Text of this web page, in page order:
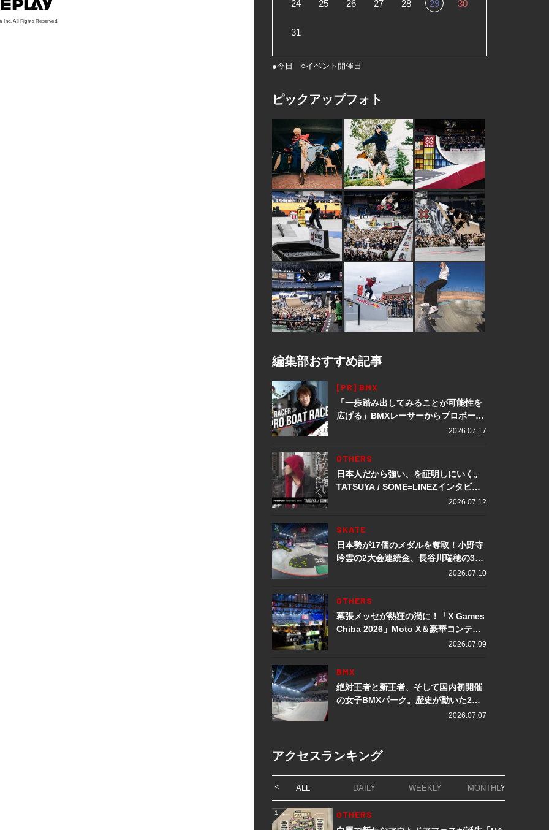
Inc. All Rights Reserved.
24 25 26 27 28 29 30
31
●今日 ○イベント開催日
ピックアップフォト
編集部おすすめ記事
[PR] BMX
「一歩踏み出してみることが可能性を
広げる」BMXレーサーからプロボート
レーサーへ転身。上田龍星が体現する
2026.07.17
OTHERS
日本人だから強い、を証明しにいく。
TATSUYA / SOME≡LINEZインタビュ
2026.07.12
SKATE
日本勢が17個のメダルを奪取！小野寺
吟雲の2大会連続金、長谷川瑞穂の3メ
ダル獲得など数々の快挙をプレイバッ
2026.07.10
OTHERS
幕張メッセが熱狂の渦に！「X Games
Chiba 2026」Moto X＆豪華コンテン
2026.07.09
BMX
絶対王者と新王者、そして国内初開催
の女子BMXパーク。歴史が動いた2日
2026.07.07
アクセスランキング
ALL DAILY WEEKLY MONTHLY
1 OTHERS